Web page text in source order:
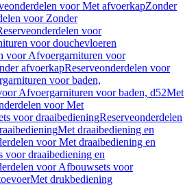
voor Met afvoerkapZonder
voor Zonder
voor
voor douchevloeren
voor Afvoergarnituren voor
afvoerkapReserveonderdelen voor
voor baden,
Afvoergarnituren voor baden, d52Met
voor Met
voor draaibedieningReserveonderdelen
Met draaibediening en
voor Met draaibediening en
voor draaibediening en
voor Afbouwsets voor
Met drukbediening